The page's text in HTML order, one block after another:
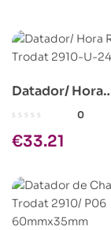
Datador/ Hora
Redondo
0
€33.21